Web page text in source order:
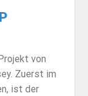
von
Zuerst im
ist der